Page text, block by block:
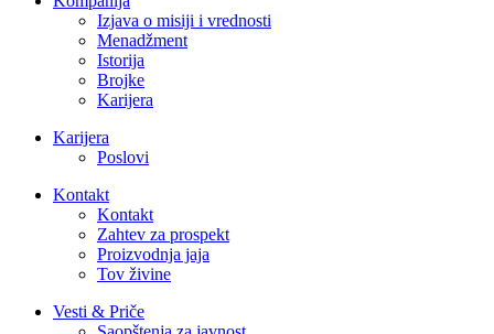
Izjava o misiji i vrednosti
Menadžment
Istorija
Brojke
Karijera
Karijera
Poslovi
Kontakt
Kontakt
Zahtev za prospekt
Proizvodnja jaja
Tov živine
Vesti & Priče